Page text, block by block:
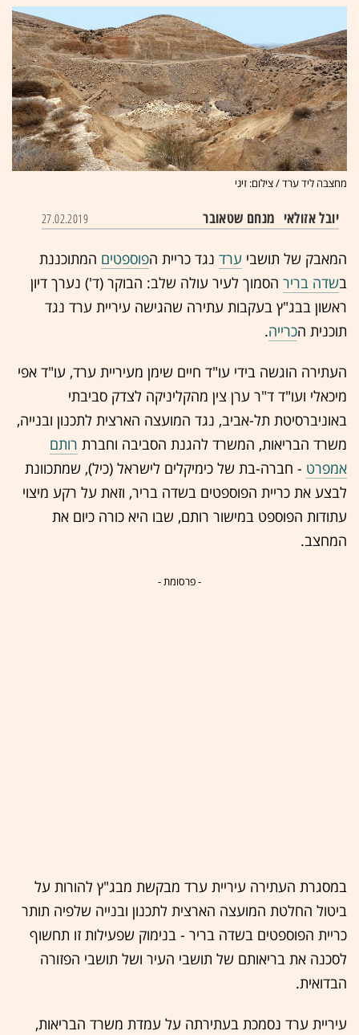
מחצבה ליד ערד / צילום: זיגי
יובל אזולאי מנחם שטאובר 27.02.2019
המאבק של תושבי ערד נגד כריית הפוספטים המתוכננת
בשדה בריר הסמוך לעיר עולה שלב: הבוקר (ד') נערך דיון
ראשון בבג"ץ בעקבות עתירה שהגישה עיריית ערד נגד
תוכנית הכרייה.
העתירה הוגשה בידי עו"ד חיים שימן מעיריית ערד, עו"ד אפי
מיכאלי ועו"ד ד"ר ערן צין מהקליניקה לצדק סביבתי
באוניברסיטת תל-אביב, נגד המועצה הארצית לתכנון ובנייה,
משרד הבריאות, המשרד להגנת הסביבה וחברת רותם
אמפרט - חברה-בת של כימיקלים לישראל (כיל), שמתכוונת
לבצע את כריית הפוספטים בשדה בריר, וזאת על רקע מיצוי
עתודות הפוספט במישור רותם, שבו היא כורה כיום את
המחצב.
- פרסומת -
במסגרת העתירה עיריית ערד מבקשת מבג"ץ להורות על
ביטול החלטת המועצה הארצית לתכנון ובנייה שלפיה תותר
כריית הפוספטים בשדה בריר - בנימוק שפעילות זו תחשוף
לסכנה את בריאותם של תושבי העיר ושל תושבי הפזורה
הבדואית.
עיריית ערד נסמכת בעתירתה על עמדת משרד הבריאות,